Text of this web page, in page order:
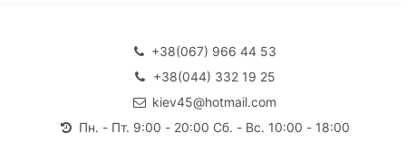
+38(067) 966 44 53
+38(044) 332 19 25
kiev45@hotmail.com
Пн. - Пт. 9:00 - 20:00 Сб. - Вс. 10:00 - 18:00